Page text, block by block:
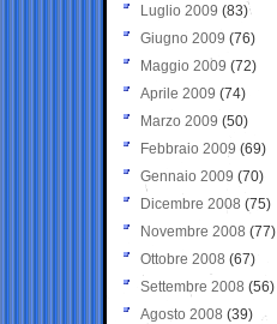
Luglio 2009 (83)
Giugno 2009 (76)
Maggio 2009 (72)
Aprile 2009 (74)
Marzo 2009 (50)
Febbraio 2009 (69)
Gennaio 2009 (70)
Dicembre 2008 (75)
Novembre 2008 (77)
Ottobre 2008 (67)
Settembre 2008 (56)
Agosto 2008 (39)